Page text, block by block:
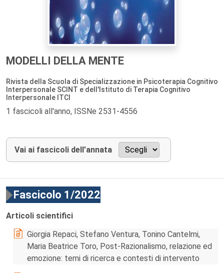
MODELLI DELLA MENTE
Rivista della Scuola di Specializzazione in Psicoterapia Cognitivo
Interpersonale SCINT e dell'Istituto di Terapia Cognitivo
Interpersonale ITCI
1 fascicoli all'anno, ISSNe 2531-4556
Vai ai fascicoli dell’annata
Fascicolo 1/2022
Articoli scientifici
Giorgia Repaci, Stefano Ventura, Tonino Cantelmi,
Maria Beatrice Toro, Post-Razionalismo, relazione ed
emozione: temi di ricerca e contesti di intervento